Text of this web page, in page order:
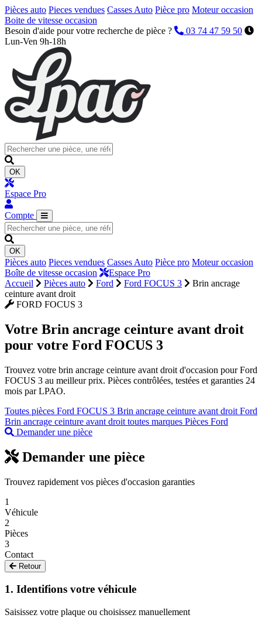
Pièces auto Pieces vendues Casses Auto Pièce pro Moteur occasion
Boite de vitesse occasion
Besoin d'aide pour votre recherche de pièce ?
03 74 47 59 50
Lun-Ven 9h-18h
OK
Espace Pro
Compte
OK
Pièces auto Pieces vendues Casses Auto Pièce pro Moteur occasion
Boîte de vitesse occasion
Espace Pro
Accueil
Pièces auto Ford Ford FOCUS 3
Brin ancrage
ceinture avant droit
FORD FOCUS 3
Votre Brin ancrage ceinture avant droit
pour votre Ford FOCUS 3
Trouvez votre brin ancrage ceinture avant droit d'occasion pour Ford
FOCUS 3 au meilleur prix. Pièces contrôlées, testées et garanties 24
mois par LPAO.
Toutes pièces Ford FOCUS 3 Brin ancrage ceinture avant droit Ford
Brin ancrage ceinture avant droit toutes marques Pièces Ford
Demander une pièce
Demander une pièce
Trouvez rapidement vos pièces d'occasion garanties
1
Véhicule
2
Pièces
3
Contact
Retour
1. Identifions votre véhicule
Saisissez votre plaque ou choisissez manuellement